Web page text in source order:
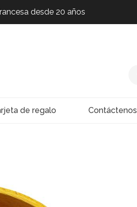
desde 20 años
desde 20 años
de regalo Contáctenos